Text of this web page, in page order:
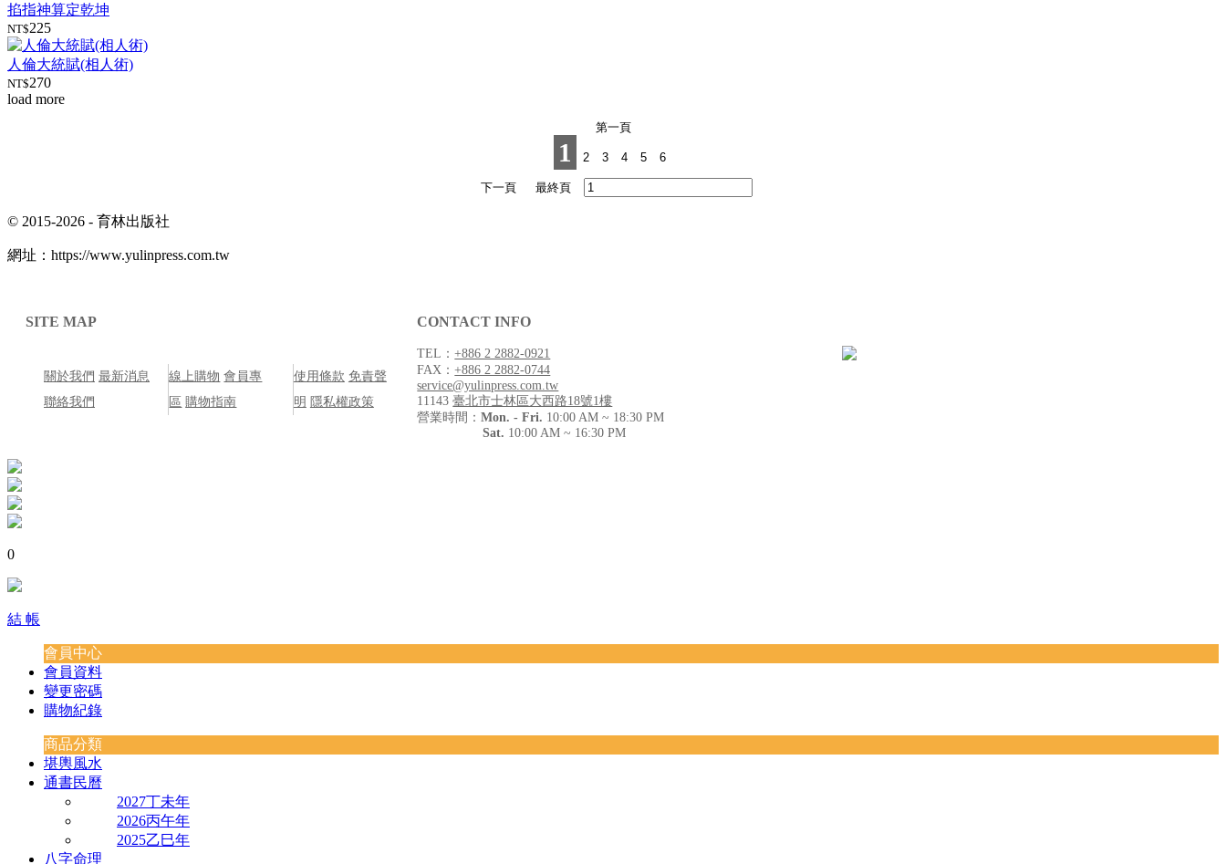
掐指神算定乾坤
NT$225
人倫大統賦(相人術)
NT$270
load more
1
© 2015-2026 - 育林出版社
網址： https://www.yulinpress.com.tw
SITE MAP
關於我們 最新消息
聯絡我們
線上購物 會員專
區 購物指南
使用條款 免責聲
明 隱私權政策
CONTACT INFO
TEL：+886 2 2882-0921
FAX：+886 2 2882-0744
service@yulinpress.com.tw
11143臺北市士林區大西路18號1樓
營業時間：Mon. - Fri. 10:00 AM ~ 18:30 PM
Sat. 10:00 AM ~ 16:30 PM
0
結 帳
會員中心
會員資料
變更密碼
購物紀錄
商品分類
堪輿風水
通書民曆
2027丁未年
2026丙午年
2025乙巳年
八字命理